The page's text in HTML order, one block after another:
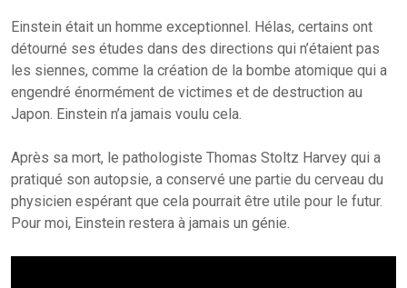
Einstein était un homme exceptionnel. Hélas, certains ont
détourné ses études dans des directions qui n’étaient pas
les siennes, comme la création de la bombe atomique qui a
engendré énormément de victimes et de destruction au
Japon. Einstein n’a jamais voulu cela.
Après sa mort, le pathologiste Thomas Stoltz Harvey qui a
pratiqué son autopsie, a conservé une partie du cerveau du
physicien espérant que cela pourrait être utile pour le futur.
Pour moi, Einstein restera à jamais un génie.